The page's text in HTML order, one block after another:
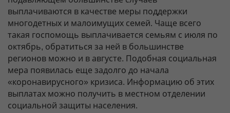
выплачиваются в качестве меры поддержки
многодетных и малоимущих семей. Чаще всего
такая госпомощь выплачивается семьям с июля по
октябрь, обратиться за ней в большинстве
регионов можно и в августе. Подобная социальная
мера появилась еще задолго до начала
«коронавирусного» кризиса. Информацию об этих
выплатах можно получить в местном отделении
социальной защиты населения.